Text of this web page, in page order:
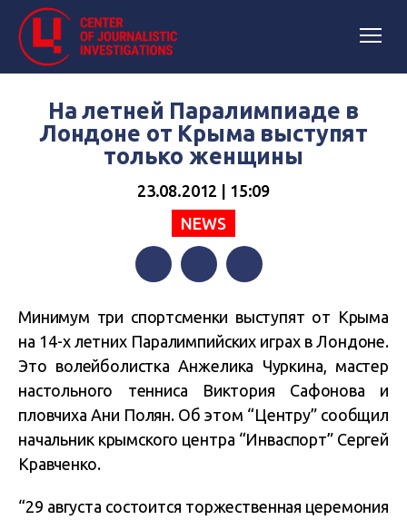
На летней Паралимпиаде в
Лондоне от Крыма выступят
только женщины
23.08.2012 | 15:09
NEWS
Минимум три спортсменки выступят от Крыма
на 14-х летних Паралимпийских играх в Лондоне.
Это волейболистка Анжелика Чуркина, мастер
настольного тенниса Виктория Сафонова и
пловчиха Ани Полян. Об этом “Центру” сообщил
начальник крымского центра “Инваспорт” Сергей
Кравченко.
“29 августа состоится торжественная церемония